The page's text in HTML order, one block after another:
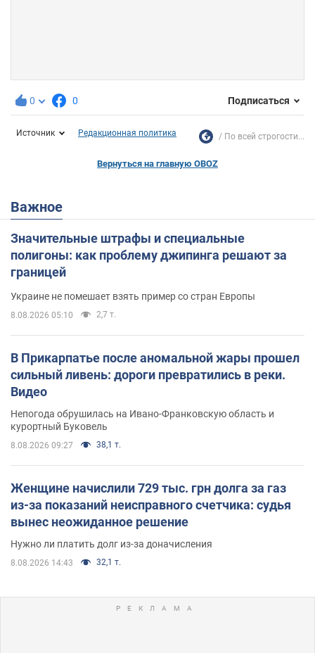
0 0 Подписаться
Источник Редакционная политика По всей строгости...
Вернуться на главную OBOZ
Важное
Значительные штрафы и специальные
полигоны: как проблему джипинга решают за
границей
Украине не помешает взять пример со стран Европы
8.08.2026 05:10 2,7 т.
В Прикарпатье после аномальной жары прошел
сильный ливень: дороги превратились в реки.
Видео
Непогода обрушилась на Ивано-Франковскую область и
курортный Буковель
8.08.2026 09:27 38,1 т.
Женщине начислили 729 тыс. грн долга за газ
из-за показаний неисправного счетчика: судья
вынес неожиданное решение
Нужно ли платить долг из-за доначисления
8.08.2026 14:43 32,1 т.